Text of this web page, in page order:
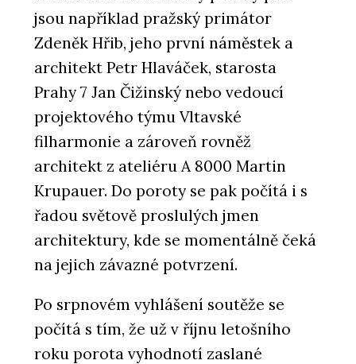
jsou například pražský primátor
Zdeněk Hřib, jeho první náměstek a
architekt Petr Hlaváček, starosta
Prahy 7 Jan Čižinský nebo vedoucí
projektového týmu Vltavské
filharmonie a zároveň rovněž
architekt z ateliéru A 8000 Martin
Krupauer. Do poroty se pak počítá i s
řadou světově proslulých jmen
architektury, kde se momentálně čeká
na jejich závazné potvrzení.
Po srpnovém vyhlášení soutěže se
počítá s tím, že už v říjnu letošního
roku porota vyhodnotí zaslané